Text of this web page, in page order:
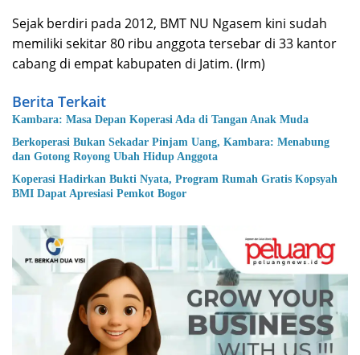
Sejak berdiri pada 2012, BMT NU Ngasem kini sudah
memiliki sekitar 80 ribu anggota tersebar di 33 kantor
cabang di empat kabupaten di Jatim. (Irm)
Berita Terkait
Kambara: Masa Depan Koperasi Ada di Tangan Anak Muda
Berkoperasi Bukan Sekadar Pinjam Uang, Kambara: Menabung
dan Gotong Royong Ubah Hidup Anggota
Koperasi Hadirkan Bukti Nyata, Program Rumah Gratis Kopsyah
BMI Dapat Apresiasi Pemkot Bogor